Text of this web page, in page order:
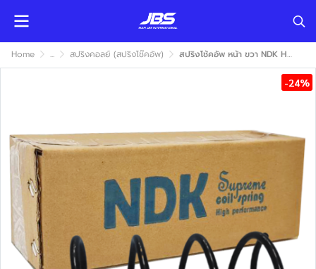
Home ... สปริงคอลย์ (สปริงโช๊คอัพ) สปริงโช้คอัพ หน้า ขวา NDK HONDA CIVIC 2012-2016 (ฮอนด้า ซีวิค)
-24%